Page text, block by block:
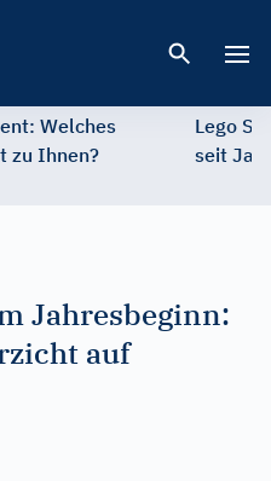
Welches
zu Ihnen?
Lego
seit
Jahresbeginn:
auf